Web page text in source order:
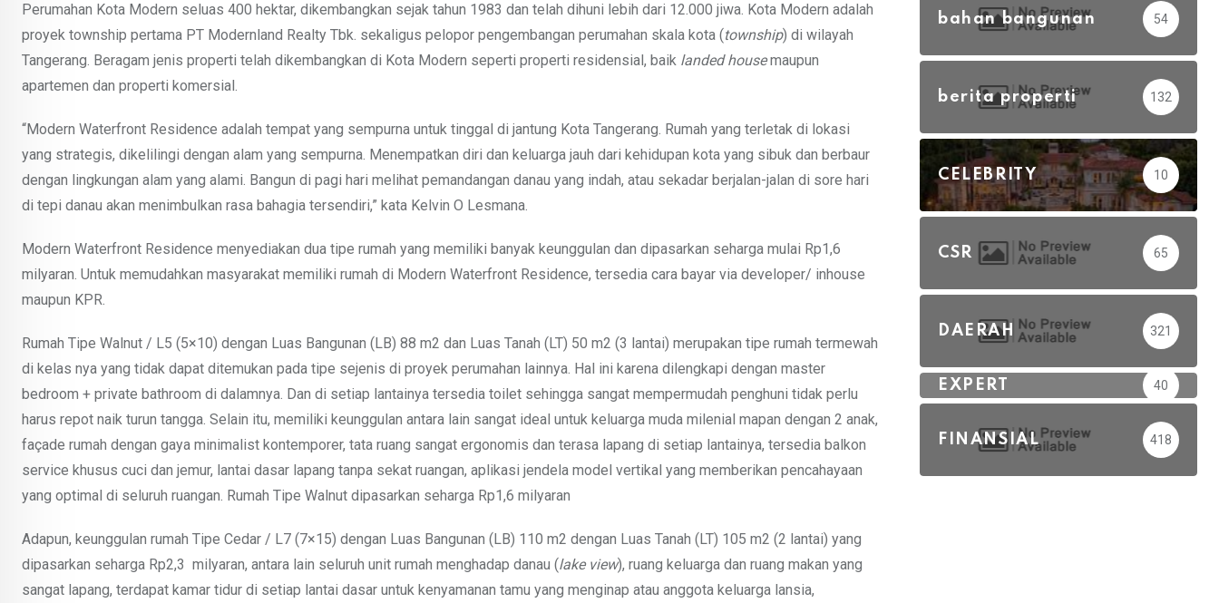
Perumahan Kota Modern seluas 400 hektar, dikembangkan sejak tahun 1983 dan telah dihuni lebih dari 12.000 jiwa. Kota Modern adalah
proyek township pertama PT Modernland Realty Tbk. sekaligus pelopor pengembangan perumahan skala kota (township) di wilayah
Tangerang. Beragam jenis properti telah dikembangkan di Kota Modern seperti properti residensial, baik landed housemaupun
apartemen dan properti komersial.
“Modern Waterfront Residence adalah tempat yang sempurna untuk tinggal di jantung Kota Tangerang. Rumah yang terletak di lokasi
yang strategis, dikelilingi dengan alam yang sempurna. Menempatkan diri dan keluarga jauh dari kehidupan kota yang sibuk dan berbaur
dengan lingkungan alam yang alami. Bangun di pagi hari melihat pemandangan danau yang indah, atau sekadar berjalan-jalan di sore hari
di tepi danau akan menimbulkan rasa bahagia tersendiri,” kata Kelvin O Lesmana.
Modern Waterfront Residence menyediakan dua tipe rumah yang memiliki banyak keunggulan dan dipasarkan seharga mulai Rp1,6
milyaran. Untuk memudahkan masyarakat memiliki rumah di Modern Waterfront Residence, tersedia cara bayar via developer/ inhouse
maupun KPR.
Rumah Tipe Walnut / L5 (5×10) dengan Luas Bangunan (LB) 88 m2 dan Luas Tanah (LT) 50 m2 (3 lantai) merupakan tipe rumah termewah
di kelas nya yang tidak dapat ditemukan pada tipe sejenis di proyek perumahan lainnya. Hal ini karena dilengkapi dengan master
bedroom + private bathroom di dalamnya. Dan di setiap lantainya tersedia toilet sehingga sangat mempermudah penghuni tidak perlu
harus repot naik turun tangga. Selain itu, memiliki keunggulan antara lain sangat ideal untuk keluarga muda milenial mapan dengan 2 anak,
façade rumah dengan gaya minimalist kontemporer, tata ruang sangat ergonomis dan terasa lapang di setiap lantainya, tersedia balkon
service khusus cuci dan jemur, lantai dasar lapang tanpa sekat ruangan, aplikasi jendela model vertikal yang memberikan pencahayaan
yang optimal di seluruh ruangan. Rumah Tipe Walnut dipasarkan seharga Rp1,6 milyaran
Adapun, keunggulan rumah Tipe Cedar / L7 (7×15) dengan Luas Bangunan (LB) 110 m2 dengan Luas Tanah (LT) 105 m2 (2 lantai) yang
dipasarkan seharga Rp2,3 milyaran, antara lain seluruh unit rumah menghadap danau (lake view), ruang keluarga dan ruang makan yang
sangat lapang, terdapat kamar tidur di setiap lantai dasar untuk kenyamanan tamu yang menginap atau anggota keluarga lansia,
bahan bangunan 54
berita properti 132
CELEBRITY 10
CSR 65
DAERAH 321
EXPERT 40
FINANSIAL 418